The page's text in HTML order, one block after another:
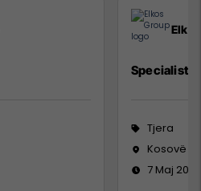
Specialist
Tjera
Kosovë
7 Maj 2026